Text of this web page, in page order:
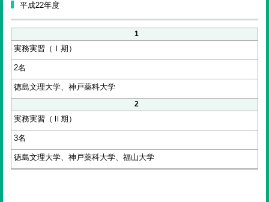
平成22年度
1
実務実習（Ⅰ期）
2名
徳島文理大学、神戸薬科大学
2
実務実習（Ⅱ期）
3名
徳島文理大学、神戸薬科大学、福山大学